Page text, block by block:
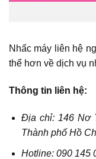
Nhấc máy liên hệ
thể hơn về dịch vụ
Thông tin liên hệ:
Địa chỉ: 146 Nơ
Thành phố Hồ
Hotline: 090 145